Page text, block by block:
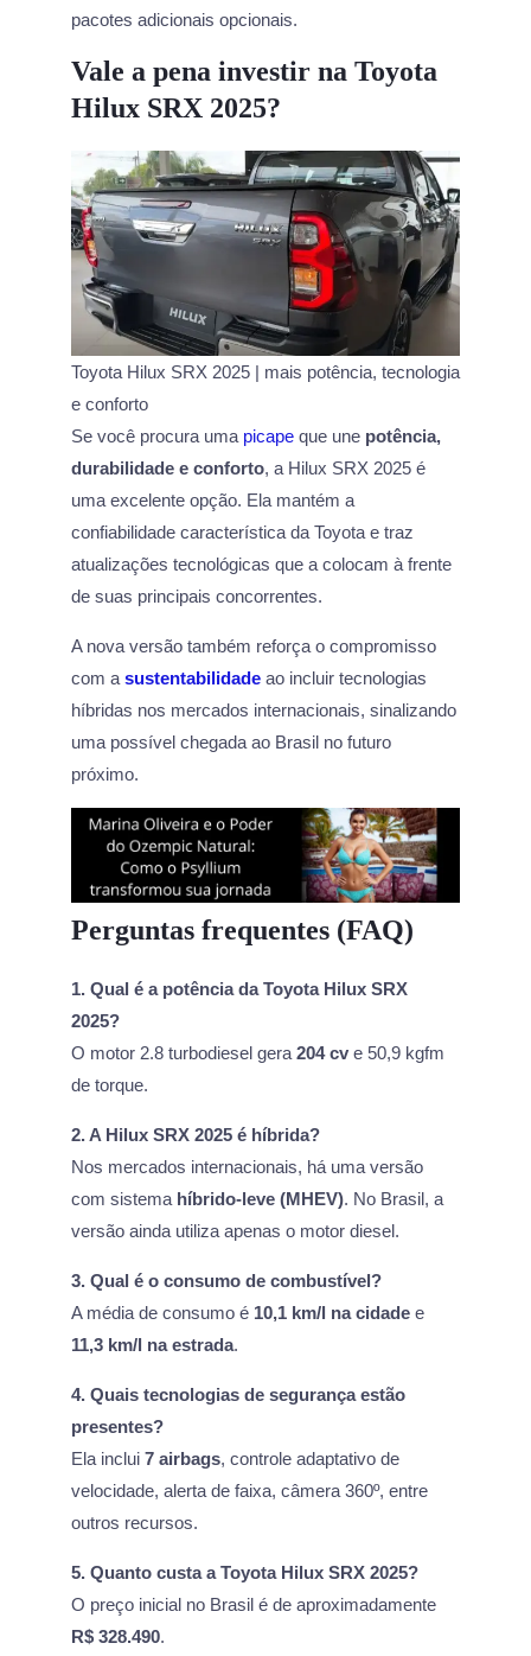
pacotes adicionais opcionais.
Vale a pena investir na Toyota
Hilux SRX 2025?
Toyota Hilux SRX 2025 | mais potência, tecnologia
e conforto
Se você procura umapicape que une potência,
durabilidade e conforto, a Hilux SRX 2025 é
uma excelente opção. Ela mantém a
confiabilidade característica da Toyota e traz
atualizações tecnológicas que a colocam à frente
de suas principais concorrentes.
A nova versão também reforça o compromisso
com asustentabilidade ao incluir tecnologias
híbridas nos mercados internacionais, sinalizando
uma possível chegada ao Brasil no futuro
próximo.
Perguntas frequentes (FAQ)
1. Qual é a potência da Toyota Hilux SRX
2025?
O motor 2.8 turbodiesel gera 204 cv e 50,9 kgfm
de torque.
2. A Hilux SRX 2025 é híbrida?
Nos mercados internacionais, há uma versão
com sistema híbrido-leve (MHEV). No Brasil, a
versão ainda utiliza apenas o motor diesel.
3. Qual é o consumo de combustível?
A média de consumo é 10,1 km/l na cidade e
11,3 km/l na estrada.
4. Quais tecnologias de segurança estão
presentes?
Ela inclui 7 airbags, controle adaptativo de
velocidade, alerta de faixa, câmera 360º, entre
outros recursos.
5. Quanto custa a Toyota Hilux SRX 2025?
O preço inicial no Brasil é de aproximadamente
R$ 328.490.